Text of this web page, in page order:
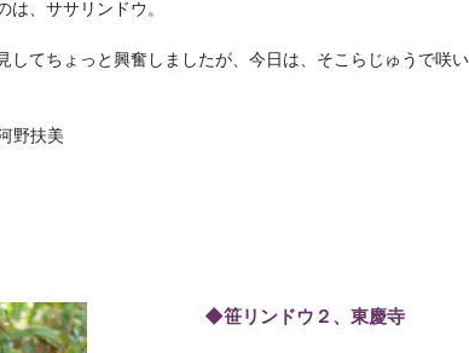
、ササリンドウ。
てちょっと興奮しましたが、今日は、そこらじゅうで咲い
野扶美
◆笹リンドウ２、東慶寺